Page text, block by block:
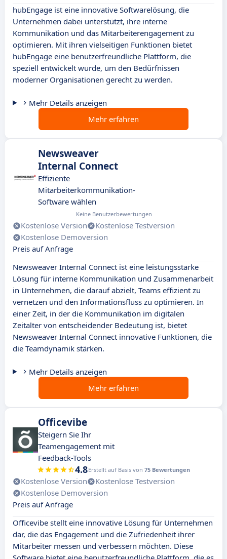
hubEngage ist eine innovative Softwarelösung, die
Unternehmen dabei unterstützt, ihre interne
Kommunikation und das Mitarbeiterengagement zu
optimieren. Mit ihren vielseitigen Funktionen bietet
hubEngage eine benutzerfreundliche Plattform, die
speziell entwickelt wurde, um den Bedürfnissen
moderner Organisationen gerecht zu werden.
Mehr Details anzeigen
Mehr erfahren
Newsweaver
Internal Connect
Effiziente
Mitarbeiterkommunikation-
Software wählen
Keine Benutzerbewertungen
Kostenlose Version
Kostenlose Testversion
Kostenlose Demoversion
Preis auf Anfrage
Newsweaver Internal Connect ist eine leistungsstarke
Lösung für interne Kommunikation und Zusammenarbeit
in Unternehmen, die darauf abzielt, Teams effizient zu
vernetzen und den Informationsfluss zu optimieren. In
einer Zeit, in der die Kommunikation im digitalen
Zeitalter von entscheidender Bedeutung ist, bietet
Newsweaver Internal Connect innovative Funktionen, die
die Teamdynamik stärken.
Mehr Details anzeigen
Mehr erfahren
Officevibe
Steigern Sie Ihr
Teamengagement mit
Feedback-Tools
4.8Erstellt auf Basis von 75 Bewertungen
Kostenlose Version
Kostenlose Testversion
Kostenlose Demoversion
Preis auf Anfrage
Officevibe stellt eine innovative Lösung für Unternehmen
dar, die das Engagement und die Zufriedenheit ihrer
Mitarbeiter messen und verbessern möchten. Diese